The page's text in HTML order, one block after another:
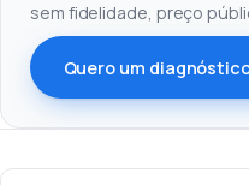
sem fidelidade, preço
Quero um